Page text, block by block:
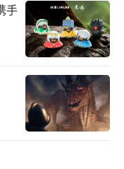
手